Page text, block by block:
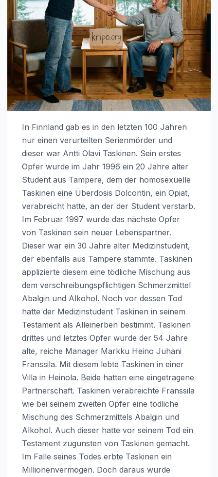
In Finnland gab es in den letzten 100 Jahren
nur einen verurteilten Serienmörder und
dieser war Antti Olavi Taskinen. Sein erstes
Opfer wurde im Jahr 1996 ein 20 Jahre alter
Student aus Tampere, dem der homosexuelle
Taskinen eine Überdosis Dolcontin, ein Opiat,
verabreicht hatte, an der der Student verstarb.
Im Februar 1997 wurde das nächste Opfer
von Taskinen sein neuer Lebenspartner.
Dieser war ein 30 Jahre alter Medizinstudent,
der ebenfalls aus Tampere stammte. Taskinen
applizierte diesem eine tödliche Mischung aus
dem verschreibungspflichtigen Schmerzmittel
Abalgin und Alkohol. Noch vor dessen Tod
hatte der Medizinstudent Taskinen in seinem
Testament als Alleinerben bestimmt. Taskinen
drittes und letztes Opfer wurde der 54 Jahre
alte, reiche Manager Markku Heino Juhani
Franssila. Mit diesem lebte Taskinen in einer
Villa in Heinola. Beide hatten eine eingetragene
Partnerschaft. Taskinen verabreichte Franssila
wie bei seinem zweiten Opfer eine tödliche
Mischung des Schmerzmittels Abalgin und
Alkohol. Auch dieser hatte vor seinem Tod ein
Testament zugunsten von Taskinen gemacht.
Im Falle seines Todes erbte Taskinen ein
Millionenvermögen. Doch daraus wurde